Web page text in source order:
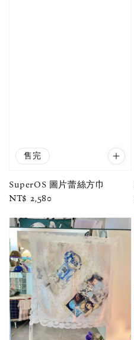
售完
SuperOS 圖片蕾絲方巾
Regular
NT$ 2,580